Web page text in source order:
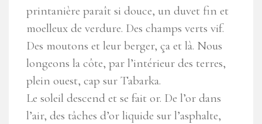
printanière paraît si douce, un duvet fin et
moelleux de verdure. Des champs verts vif.
Des moutons et leur berger, ça et là. Nous
longeons la côte, par l’intérieur des terres,
plein ouest, cap sur Tabarka.
Le soleil descend et se fait or. De l’or dans
l’air, des tâches d’or liquide sur l’asphalte,